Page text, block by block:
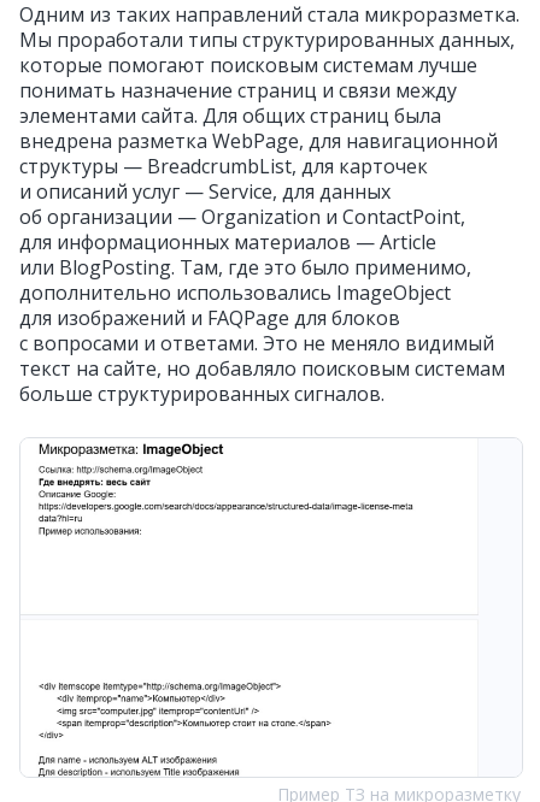
Одним из таких направлений стала микроразметка.
Мы проработали типы структурированных данных,
которые помогают поисковым системам лучше
понимать назначение страниц и связи между
элементами сайта. Для общих страниц была
внедрена разметка WebPage, для навигационной
структуры — BreadcrumbList, для карточек
и описаний услуг — Service, для данных
об организации — Organization и ContactPoint,
для информационных материалов — Article
или BlogPosting. Там, где это было применимо,
дополнительно использовались ImageObject
для изображений и FAQPage для блоков
с вопросами и ответами. Это не меняло видимый
текст на сайте, но добавляло поисковым системам
больше структурированных сигналов.
Пример ТЗ на микроразметку